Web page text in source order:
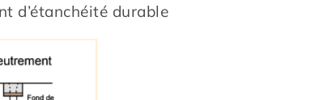
d’étanchéité durable